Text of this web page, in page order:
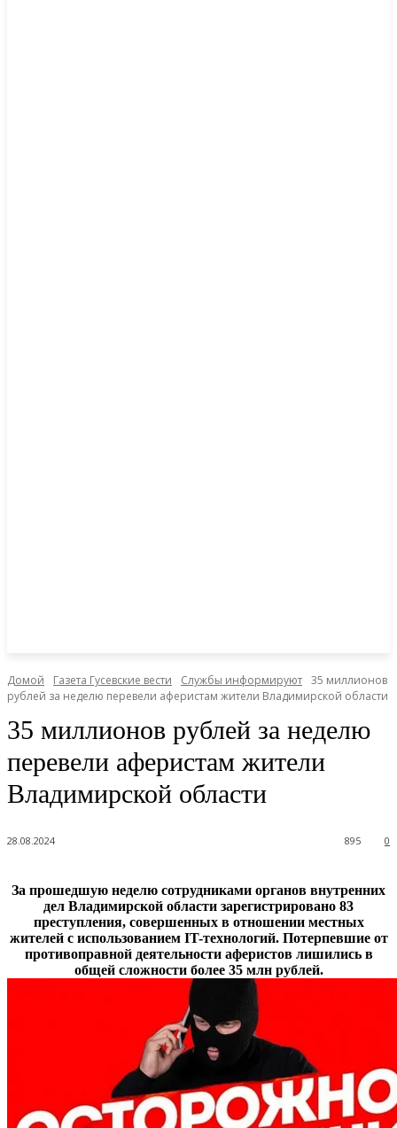
Домой Газета Гусевские вести Службы информируют 35 миллионов
рублей за неделю перевели аферистам жители Владимирской области
35 миллионов рублей за неделю
перевели аферистам жители
Владимирской области
28.08.2024 0
895
За прошедшую неделю сотрудниками органов внутренних
дел Владимирской области зарегистрировано 83
преступления, совершенных в отношении местных
жителей с использованием IT-технологий. Потерпевшие от
противоправной деятельности аферистов лишились в
общей сложности более 35 млн рублей.